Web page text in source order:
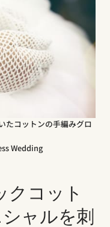
たコットンの手編みグロ
Wedding
クコット
ャルを刺